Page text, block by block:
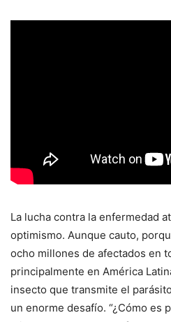
La lucha contra la enfermedad
optimismo. Aunque cauto,
ocho millones de afectados en
principalmente en América
insecto que transmite el
un enorme desafío. “¿Cómo es